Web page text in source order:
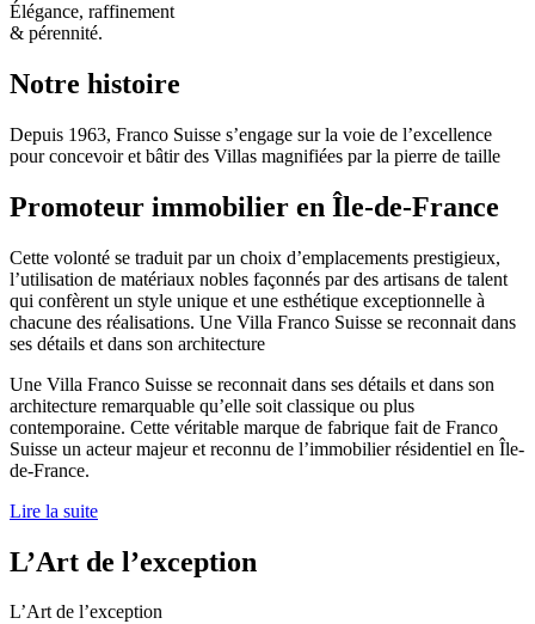
Élégance, raffinement
& pérennité.
Notre histoire
Depuis 1963, Franco Suisse s’engage sur la voie de l’excellence
pour concevoir et bâtir des Villas magnifiées par la pierre de taille
Promoteur immobilier en Île-de-France
Cette volonté se traduit par un choix d’emplacements prestigieux,
l’utilisation de matériaux nobles façonnés par des artisans de talent
qui confèrent un style unique et une esthétique exceptionnelle à
chacune des réalisations. Une Villa Franco Suisse se reconnait dans
ses détails et dans son architecture
Une Villa Franco Suisse se reconnait dans ses détails et dans son
architecture remarquable qu’elle soit classique ou plus
contemporaine. Cette véritable marque de fabrique fait de Franco
Suisse un acteur majeur et reconnu de l’immobilier résidentiel en Île-
de-France.
Lire la suite
L’Art de l’exception
L’Art de l’exception